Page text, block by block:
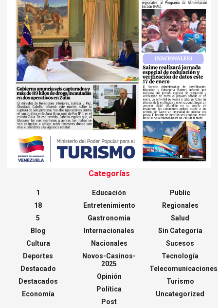
Categorías
1
18
5
Blog
Cultura
Deportes
Destacado
Destacados
Economía
Educación
Entretenimiento
Gastronomia
Internacionales
Nacionales
Novos-Casinos-
2025
Opinión
Política
Post
Public
Regionales
Salud
Sin Categoría
Sucesos
Tecnología
Telecomunicaciones
Turismo
Uncategorized